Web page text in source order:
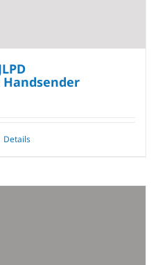
Handsender
Details